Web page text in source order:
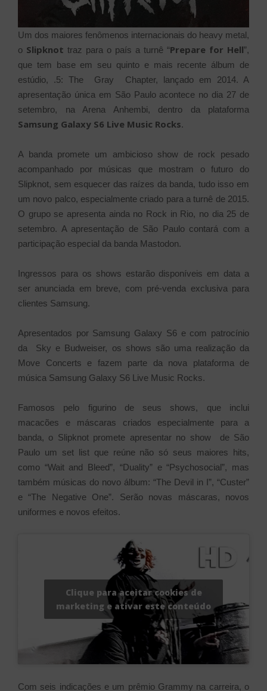
Um dos maiores fenômenos internacionais do heavy metal,
o Slipknot traz para o país a turnê “Prepare for Hell”,
que tem base em seu quinto e mais recente álbum de
estúdio, .5: The Gray Chapter, lançado em 2014. A
apresentação única em São Paulo acontece no dia 27 de
setembro, na Arena Anhembi, dentro da plataforma
Samsung Galaxy S6 Live Music Rocks.
A banda promete um ambicioso show de rock pesado
acompanhado por músicas que mostram o futuro do
Slipknot, sem esquecer das raízes da banda, tudo isso em
um novo palco, especialmente criado para a turnê de 2015.
O grupo se apresenta ainda no Rock in Rio, no dia 25 de
setembro. A apresentação de São Paulo contará com a
participação especial da banda Mastodon.
Ingressos para os shows estarão disponíveis em data a
ser anunciada em breve, com pré-venda exclusiva para
clientes Samsung.
Apresentados por Samsung Galaxy S6 e com patrocínio
da Sky e Budweiser, os shows são uma realização da
Move Concerts e fazem parte da nova plataforma de
música Samsung Galaxy S6 Live Music Rocks.
Famosos pelo figurino de seus shows, que inclui
macacões e máscaras criados especialmente para a
banda, o Slipknot promete apresentar no show de São
Paulo um set list que reúne não só seus maiores hits,
como “Wait and Bleed”, “Duality” e “Psychosocial”, mas
também músicas do novo álbum: “The Devil in I”, “Custer”
e “The Negative One”. Serão novas máscaras, novos
uniformes e novos efeitos.
Clique para aceitar cookies de
marketing e ativar este conteúdo
Com seis indicações e um prêmio Grammy na carreira, o